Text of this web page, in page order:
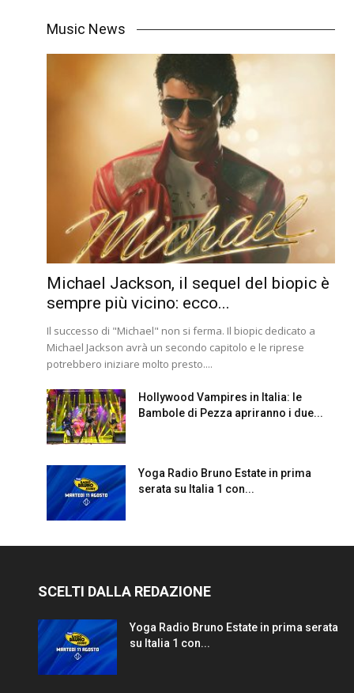
Music News
Michael Jackson, il sequel del biopic è
sempre più vicino: ecco...
Il successo di "Michael" non si ferma. Il biopic dedicato a
Michael Jackson avrà un secondo capitolo e le riprese
potrebbero iniziare molto presto....
Hollywood Vampires in Italia: le
Bambole di Pezza apriranno i due...
Yoga Radio Bruno Estate in prima
serata su Italia 1 con...
SCELTI DALLA REDAZIONE
Yoga Radio Bruno Estate in prima serata
su Italia 1 con...